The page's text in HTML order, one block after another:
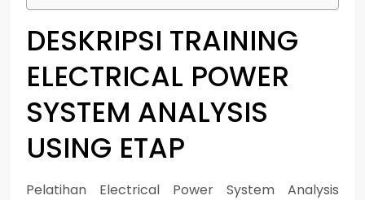
DESKRIPSI TRAINING
ELECTRICAL POWER
SYSTEM ANALYSIS
USING ETAP
Pelatihan Electrical Power System Analysis